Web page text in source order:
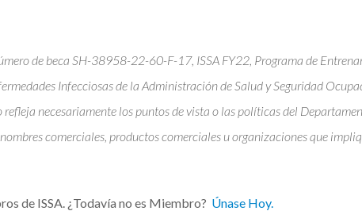
de beca SH-38958-22-60-F-17, ISSA FY22, Programa de
Infecciosas de la Administración de Salud y Seguridad
necesariamente los puntos de vista o las políticas del
comerciales, productos comerciales u organizaciones que
de ISSA. ¿Todavía no es Miembro? Únase Hoy.